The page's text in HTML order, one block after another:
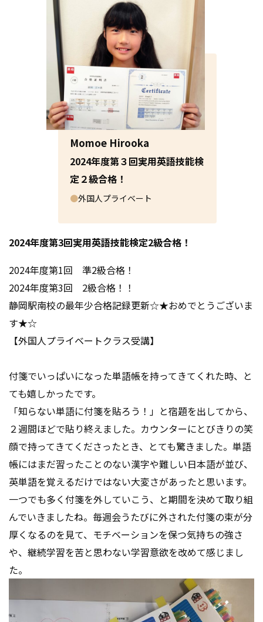
2026.07.02 お知らせ
TOEIC/TOEIC Bridge🌟お申込受付中
現在、TOEIC/TOEIC Bridgeのお申込受付中です❢
初めて受験される方❢ TOEIC Bridgeとは・・・❔
リーディング50点、リスニング50点、約１時間で100問に答
えるマークシート方式のテストです。
学生向けに作成されており、ビジネス英語TOEICへの架け橋
となる大切な試験です。
ましょう✨
100点満点中8～9割を目安に、次回からTOEICに挑戦をして
いただけます。
大学生、社会人になると、TOEICのスコアが求められますの
で、
今からTOEIC式の試験に慣れておいて、将来に備えましょ
う！
2026.07.01
英検2次対策・新規生でも大歓迎★
Momoe Hirooka
2024年度第３回実用英語技能検
定２級合格！
●外国人プライベート
2024年度第3回実用英語技能検定2級合格！
2024年度第1回 準2級合格！
2024年度第3回 2級合格！！
静岡駅南校の最年少合格記録更新☆★おめでとうございま
す★☆
【外国人プライベートクラス受講】
付箋でいっぱいになった単語帳を持ってきてくれた時、と
ても嬉しかったです。
「知らない単語に付箋を貼ろう！」と宿題を出してから、
２週間ほどで貼り終えました。カウンターにとびきりの笑
顔で持ってきてくださったとき、とても驚きました。単語
帳にはまだ習ったことのない漢字や難しい日本語が並び、
英単語を覚えるだけではない大変さがあったと思います。
一つでも多く付箋を外していこう、と期間を決めて取り組
んでいきましたね。毎週会うたびに外された付箋の束が分
厚くなるのを見て、モチベーションを保つ気持ちの強さ
や、継続学習を苦と思わない学習意欲を改めて感じまし
た。